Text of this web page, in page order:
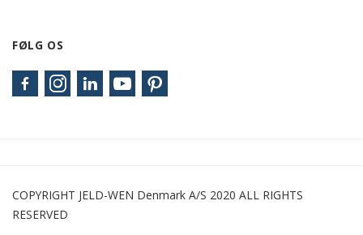
FØLG OS
COPYRIGHT JELD-WEN Denmark A/S 2020 ALL RIGHTS
RESERVED